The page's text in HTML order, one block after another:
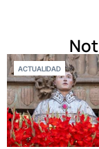
ACTUALIDAD